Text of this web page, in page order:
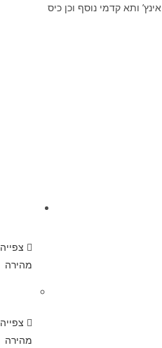
העשויות בד רשת נושם, בעל תא אחד מרכזי מתאים למחשב 14 אינץ’ ותא קדמי נוסף וכן כיס
צפייה
מהירה
צפייה
מהירה